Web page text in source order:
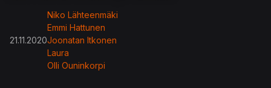
21.11.2020
Niko Lähteenmäki
Emmi Hattunen
Joonatan Itkonen
Laura
Olli Ouninkorpi